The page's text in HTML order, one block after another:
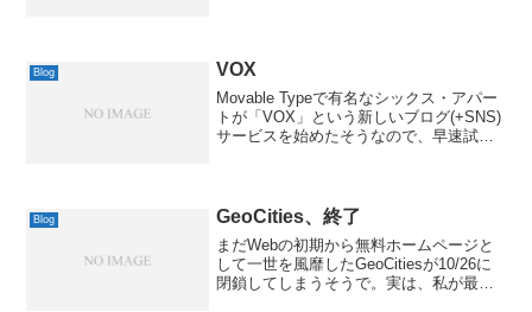
「Qu...
Blog VOX
Movable Typeで有名なシックス・アパー
トが「VOX」という新しいブログ(+SNS)
サービスを始めたそうなので、早速試し
ちょ...
Blog GeoCities、終了
まだWebの初期から無料ホームページと
して一世を風靡したGeoCitiesが10/26に
閉鎖してしまうそうで。実は、私が最初